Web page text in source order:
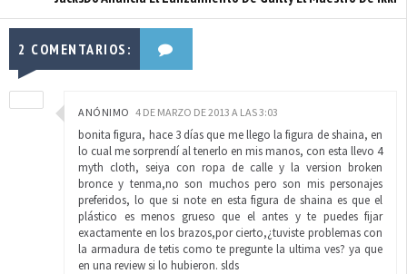
2 COMENTARIOS:
ANÓNIMO 4 DE MARZO DE 2013 A LAS 3:03
bonita figura, hace 3 días que me llego la figura de shaina, en
lo cual me sorprendí al tenerlo en mis manos, con esta llevo 4
myth cloth, seiya con ropa de calle y la version broken
bronce y tenma,no son muchos pero son mis personajes
preferidos, lo que si note en esta figura de shaina es que el
plástico es menos grueso que el antes y te puedes fijar
exactamente en los brazos,por cierto,¿tuviste problemas con
la armadura de tetis como te pregunte la ultima ves? ya que
en una review si lo hubieron. slds